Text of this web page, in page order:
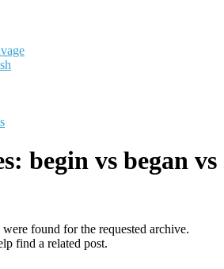
begin vs began vs
found for the requested archive.
find a related post.